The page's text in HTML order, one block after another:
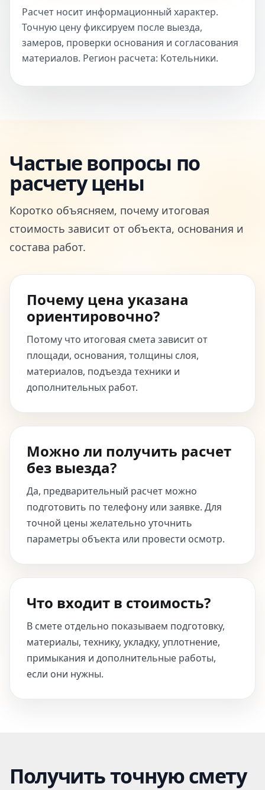
Расчет носит информационный характер.
Точную цену фиксируем после выезда,
замеров, проверки основания и согласования
материалов. Регион расчета: Котельники.
Частые вопросы по
расчету цены
Коротко объясняем, почему итоговая
стоимость зависит от объекта, основания и
состава работ.
Почему цена указана
ориентировочно?
Потому что итоговая смета зависит от
площади, основания, толщины слоя,
материалов, подъезда техники и
дополнительных работ.
Можно ли получить расчет
без выезда?
Да, предварительный расчет можно
подготовить по телефону или заявке. Для
точной цены желательно уточнить
параметры объекта или провести осмотр.
Что входит в стоимость?
В смете отдельно показываем подготовку,
материалы, технику, укладку, уплотнение,
примыкания и дополнительные работы,
если они нужны.
Получить точную смету